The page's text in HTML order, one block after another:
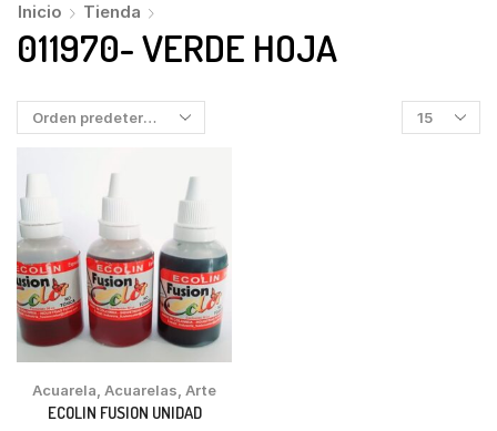
Inicio Tienda
011970- VERDE HOJA
Acuarela, Acuarelas, Arte
ECOLIN FUSION UNIDAD